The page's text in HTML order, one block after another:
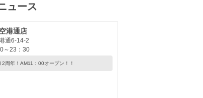
ュース
港通店
通6-14-2
～23：30
2周年！AM11：00オープン！！